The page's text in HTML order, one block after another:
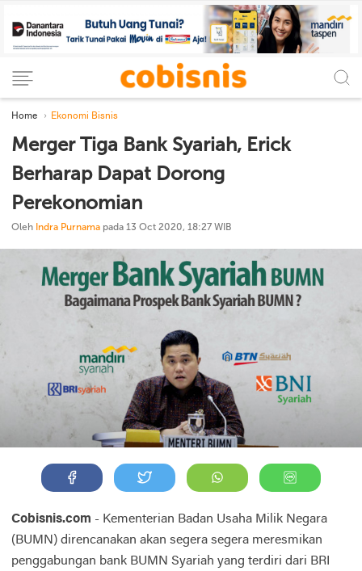
Home Ekonomi Bisnis
Merger Tiga Bank Syariah, Erick
Berharap Dapat Dorong
Perekonomian
Oleh Indra Purnama pada 13 Oct 2020, 18:27 WIB
Cobisnis.com - Kementerian Badan Usaha Milik Negara
(BUMN) direncanakan akan segera segera meresmikan
penggabungan bank BUMN Syariah yang terdiri dari BRI